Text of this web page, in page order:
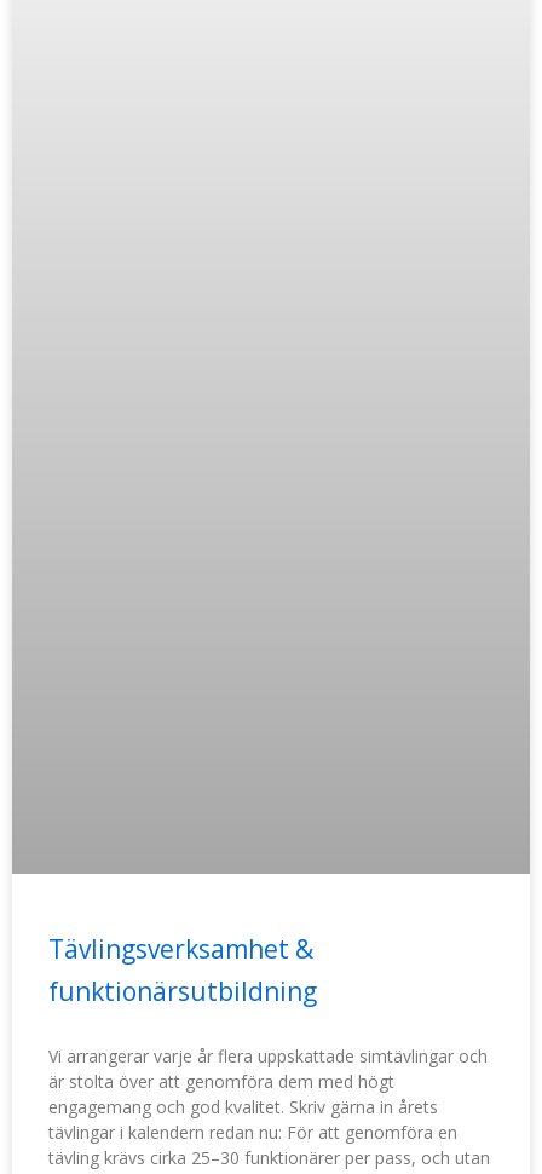
Tävlingsverksamhet &
funktionärsutbildning
Vi arrangerar varje år flera uppskattade simtävlingar och
är stolta över att genomföra dem med högt
engagemang och god kvalitet. Skriv gärna in årets
tävlingar i kalendern redan nu: För att genomföra en
tävling krävs cirka 25–30 funktionärer per pass, och utan